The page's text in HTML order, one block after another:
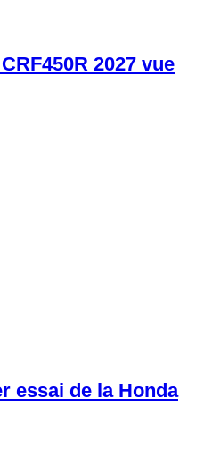
2027 vue
essai de la Honda